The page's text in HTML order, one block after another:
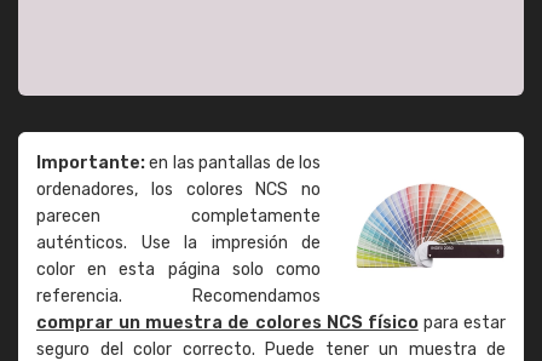
Importante:en las pantallas de los
ordenadores, los colores NCS no
parecen completamente
auténticos. Use la impresión de
color en esta página solo como
referencia. Recomendamos
comprar un muestra de colores NCS físicopara estar
seguro del color correcto. Puede tener un muestra de